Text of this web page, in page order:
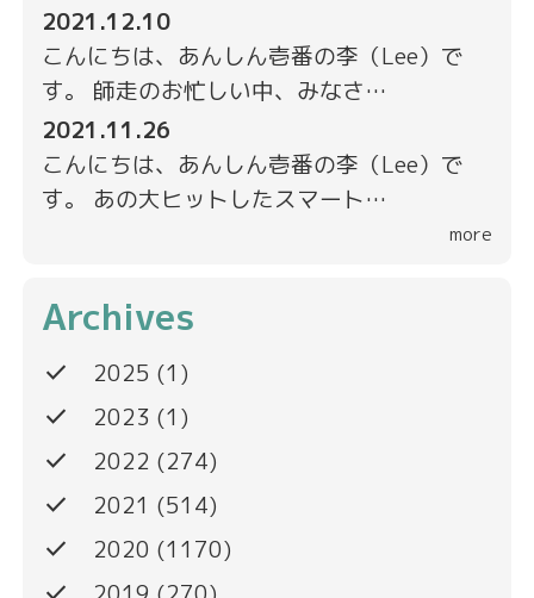
2021.12.10
こんにちは、あんしん壱番の李（Lee）で
す。 師走のお忙しい中、みなさ…
2021.11.26
こんにちは、あんしん壱番の李（Lee）で
す。 あの大ヒットしたスマート…
more
Archives
done 2025 (1)
done 2023 (1)
done 2022 (274)
done 2021 (514)
done 2020 (1170)